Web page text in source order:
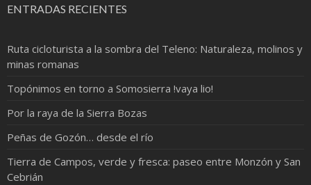
ENTRADAS RECIENTES
Ruta cicloturista a la sombra del Teleno: Naturaleza, molinos y
minas romanas
Topónimos en torno a Somosierra !vaya lio!
Por la raya de la Sierra Bozas
Peñas de Gozón… desde el río
Tierra de Campos, verde y fresca: paseo entre Monzón y San
Cebrián